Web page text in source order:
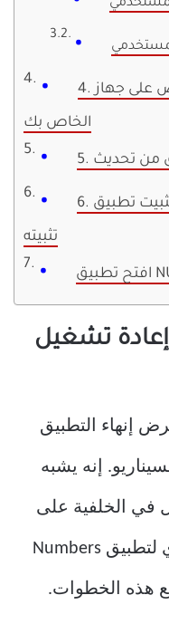
4. شغّل أداة مساعدة القرص على جهاز MAC
الخاص بك
6. قم بإلغاء تثبيت تطبيق NUMBERS وإعادة
تثبيته
تشغيل
إنهاء التطبيق
إنه يشبه
في الخلفية على
هاتفك. سيعطي الإقلاع القسري لتطبيق Numbers